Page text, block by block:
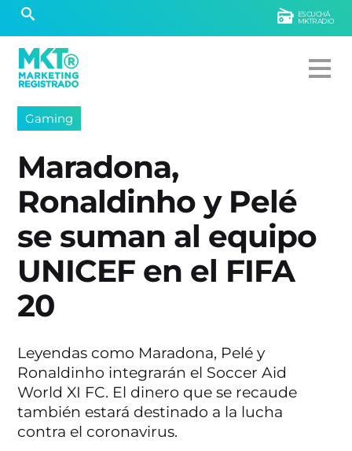
ESCUCHÁ
MKTRADIO
Gaming
Maradona,
Ronaldinho y Pelé
se suman al equipo
UNICEF en el FIFA
20
Leyendas como Maradona, Pelé y
Ronaldinho integrarán el Soccer Aid
World XI FC. El dinero que se recaude
también estará destinado a la lucha
contra el coronavirus.